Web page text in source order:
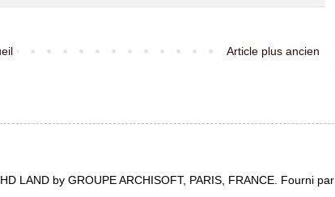
Article plus ancien
LAND by GROUPE ARCHISOFT, PARIS, FRANCE. Fourni par